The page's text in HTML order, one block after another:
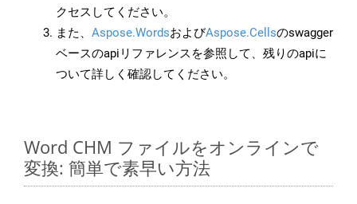
クセスしてください。
また、 Aspose.WordsおよびAspose.Cellsのswagger
ベースのapiリファレンスを参照して、残りのapiに
ついて詳しく確認してください。
Word CHM ファイルをオンラインで
変換: 簡単で素早い方法